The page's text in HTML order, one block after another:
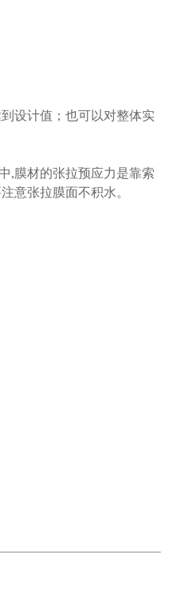
设计值；也可以对整体实
,膜材的张拉预应力是靠索
意张拉膜面不积水。